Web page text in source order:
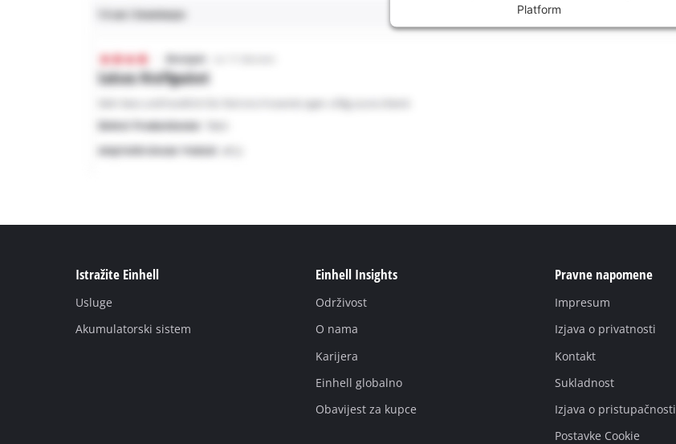
Platform
Istražite Einhell
Usluge
Akumulatorski sistem
Einhell Insights
Održivost
O nama
Karijera
Einhell globalno
Obavijest za kupce
Pravne napomene
Impresum
Izjava o privatnosti
Kontakt
Sukladnost
Izjava o pristupačnosti
Postavke Cookie